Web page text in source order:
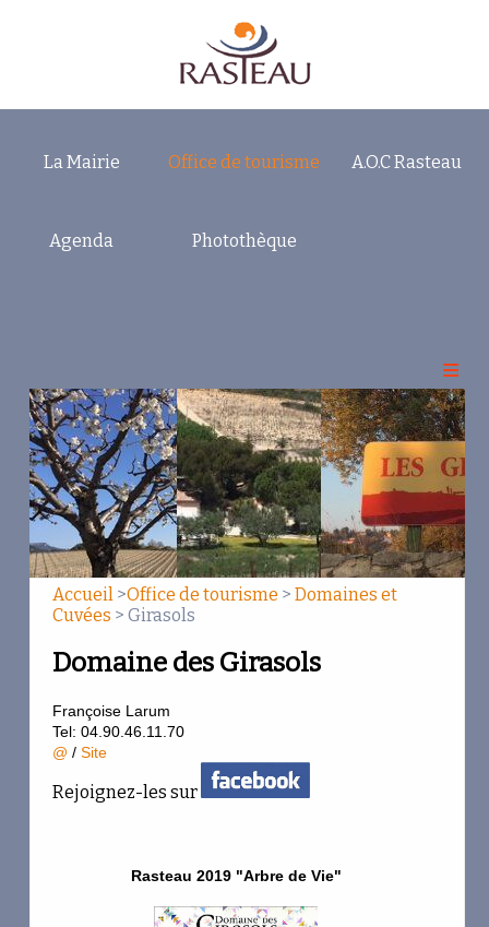
La Mairie Office de tourisme A.O.C Rasteau
Agenda Photothèque
Accueil
La Cuvée des 10 Ans
Amadieu
Aphillianthes
Banquettes
Beau Mistral
Chamfort
Cremone
Accueil>Office de tourisme > Domaines et
Cuvées > Girasols
Domaine des Girasols
Françoise Larum
Tel: 04.90.46.11.70
@ / Site
Rejoignez-les sur
Rasteau 2019 "Arbre de Vie"